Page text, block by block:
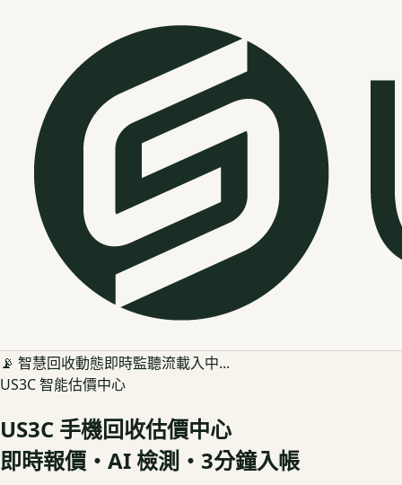
📡 智慧回收動態即時監聽流載入中...
US3C 智能估價中心
US3C 手機回收估價中心
即時報價・AI 檢測・3分鐘入帳